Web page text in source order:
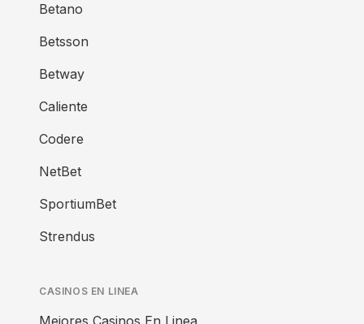
Betano
Betsson
Betway
Caliente
Codere
NetBet
SportiumBet
Strendus
CASINOS EN LINEA